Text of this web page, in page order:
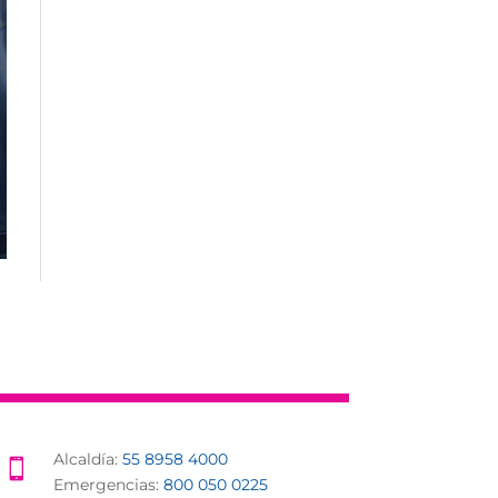
 Alcaldía:55 8958 4000
Emergencias:800 050 0225